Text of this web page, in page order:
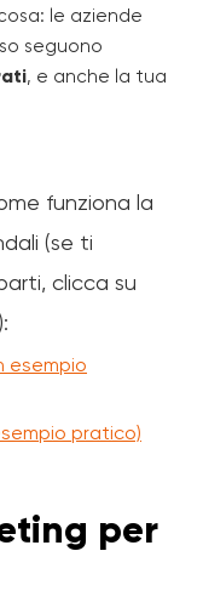
le aziende
seguono
, e anche la tua
funziona la
(se ti
clicca su
esempio
pratico)
per